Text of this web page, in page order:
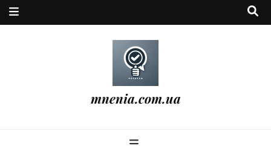
mnenia.com.ua